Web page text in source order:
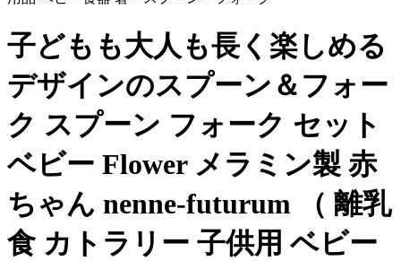
子どもも大人も長く楽しめる
デザインのスプーン＆フォー
ク スプーン フォーク セット
ベビー Flower メラミン製 赤
ちゃん nenne-futurum （ 離乳
食 カトラリー 子供用 ベビー